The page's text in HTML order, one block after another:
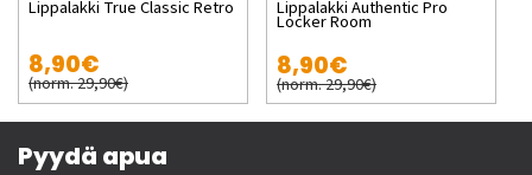
Lippalakki True Classic Retro
8,90€
(norm. 29,90€)
Lippalakki Authentic Pro
Locker Room
8,90€
(norm. 29,90€)
Pyydä apua